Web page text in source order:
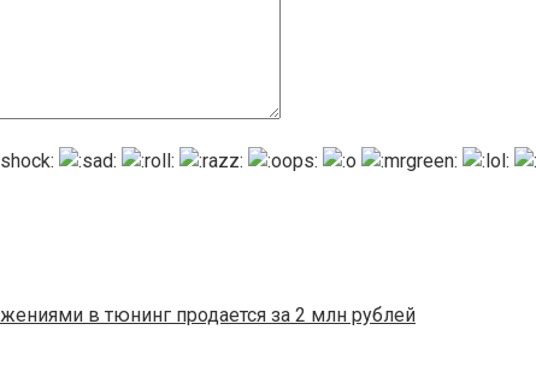
в тюнинг продается за 2 млн рублей